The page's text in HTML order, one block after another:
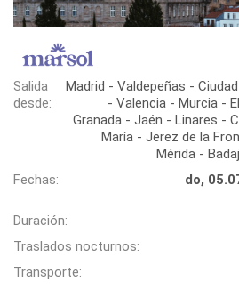
Salida
desde:
Madrid - Valdepeñas -
- Valencia - Murcia -
Granada - Jaén - Linares -
María - Jerez de la
Mérida -
Fechas:
do,
Duración:
Traslados nocturnos:
Transporte: